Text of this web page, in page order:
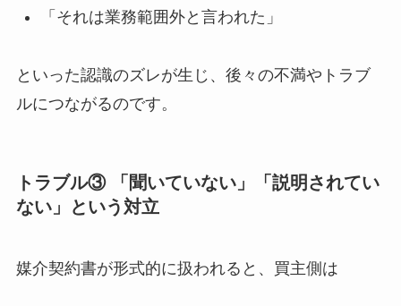
「それは業務範囲外と言われた」
といった認識のズレが生じ、後々の不満やトラブ
ルにつながるのです。
トラブル③ 「聞いていない」「説明されてい
ない」という対立
媒介契約書が形式的に扱われると、買主側は